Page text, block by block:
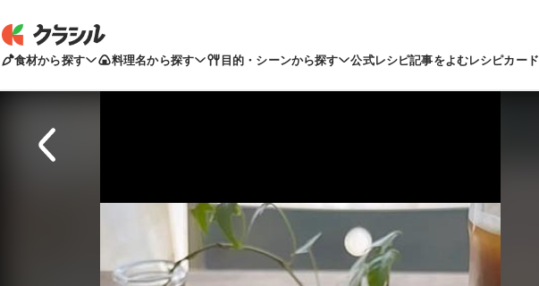
食材から探す 料理名から探す 目的・シーンから探す 公式レシピ記事をよむレシピカード